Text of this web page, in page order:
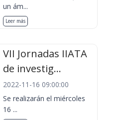
un ám...
Leer más
VII Jornadas IIATA
de investig...
2022-11-16 09:00:00
Se realizarán el miércoles
16 ...